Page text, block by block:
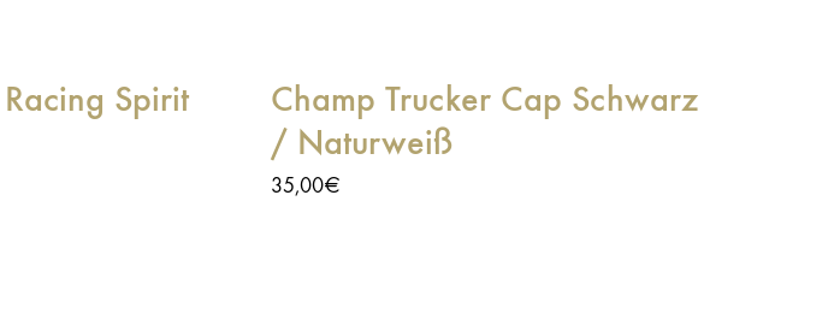
Spirit
Champ Trucker Cap Schwarz
/ Naturweiß
35,00€